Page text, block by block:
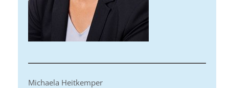
Michaela Heitkemper